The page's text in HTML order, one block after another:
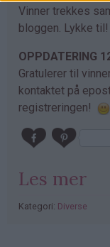
Vinner trekkes
bloggen. Lykke til!
OPPDATERING
Gratulerer til
kontaktet på
registreringen!
Les mer
Kategori: Diverse